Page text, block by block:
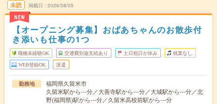
未読
NEW
掲載日 2026/08/05
【オープニング募集】おばあちゃんのお散歩付
き添いも仕事の1つ
職種未経験OK 交通費別途支給あり 土日祝日が休み 残業なし
WEB登録OK 派遣
勤務地
福岡県久留米市
久留米駅から---分／大善寺駅から---分／大城駅から---分／北
野(福岡県)駅から---分／久留米高校前駅から---分